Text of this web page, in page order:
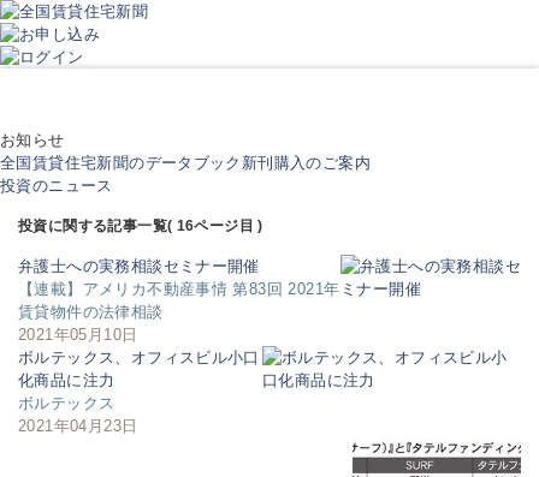
お知らせ
全国賃貸住宅新聞のデータブック新刊購入のご案内
投資のニュース
投資に関する記事一覧( 16ページ目 )
弁護士への実務相談セミナー開催
【連載】アメリカ不動産事情 第83回 2021年
賃貸物件の法律相談
2021年05月10日
ボルテックス、オフィスビル小口
化商品に注力
ボルテックス
2021年04月23日